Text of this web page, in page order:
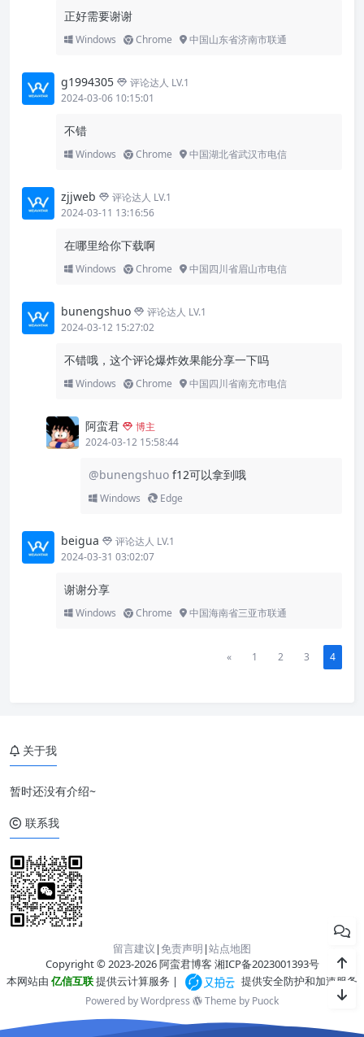
正好需要谢谢
Windows Chrome 中国山东省济南市联通
g1994305
评论达人 LV.1
2024-03-06 10:15:01
不错
Windows Chrome 中国湖北省武汉市电信
zjjweb
评论达人 LV.1
2024-03-11 13:16:56
在哪里给你下载啊
Windows Chrome 中国四川省眉山市电信
bunengshuo
评论达人 LV.1
2024-03-12 15:27:02
不错哦，这个评论爆炸效果能分享一下吗
Windows Chrome 中国四川省南充市电信
阿蛮君
博主
2024-03-12 15:58:44
@bunengshuo f12可以拿到哦
Windows Edge
beigua
评论达人 LV.1
2024-03-31 03:02:07
谢谢分享
Windows Chrome 中国海南省三亚市联通
« 1 2 3 4
关于我
暂时还没有介绍~
联系我
留言建议 |免责声明 |站点地图
Copyright © 2023-2026 阿蛮君博客 湘ICP备2023001393号
本网站由 亿信互联提供云计算服务 | 提供安全防护和加速服务
Powered by Wordpress Theme by Puock